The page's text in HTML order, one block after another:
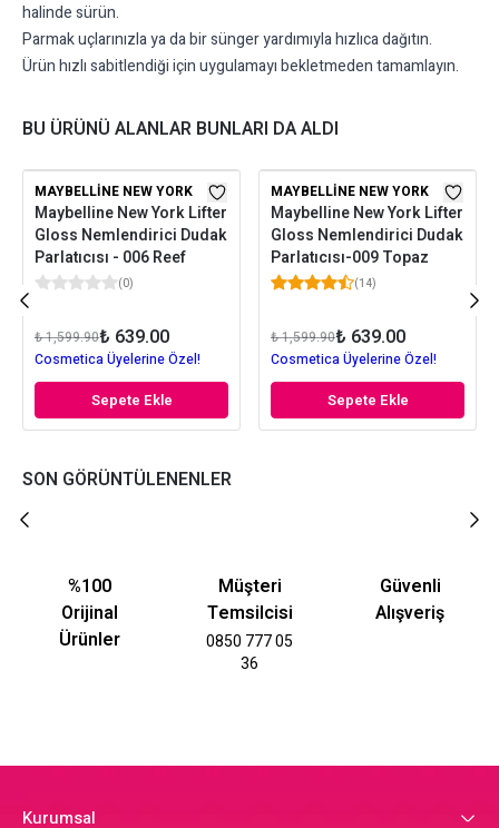
halinde sürün.
Parmak uçlarınızla ya da bir sünger yardımıyla hızlıca dağıtın.
Ürün hızlı sabitlendiği için uygulamayı bekletmeden tamamlayın.
BU ÜRÜNÜ ALANLAR BUNLARI DA ALDI
MAYBELLINE NEW YORK
Maybelline New York Lifter
Gloss Nemlendirici Dudak
Parlatıcısı - 006 Reef
(0)
₺ 1,599.90₺ 639.00
Cosmetica Üyelerine Özel!
Sepete Ekle
MAYBELLINE NEW YORK
Maybelline New York Lifter
Gloss Nemlendirici Dudak
Parlatıcısı-009 Topaz
(14)
₺ 1,599.90₺ 639.00
Cosmetica Üyelerine Özel!
Sepete Ekle
SON GÖRÜNTÜLENENLER
%100
Orijinal
Ürünler
Müşteri
Temsilcisi
0850 777 05
36
Güvenli
Alışveriş
Kurumsal